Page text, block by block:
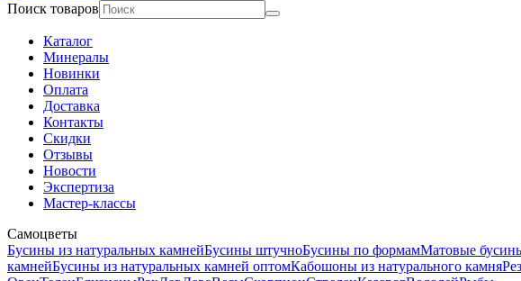
Поиск товаров
Каталог
Минералы
Новинки
Оплата
Доставка
Контакты
Скидки
Отзывы
Новости
Экспертиза
Мастер-классы
Самоцветы
Бусины из натуральных камнейБусины штучноБусины по формамМатовые
камнейБусины из натуральных камней оптомКабошоны из натурального камня